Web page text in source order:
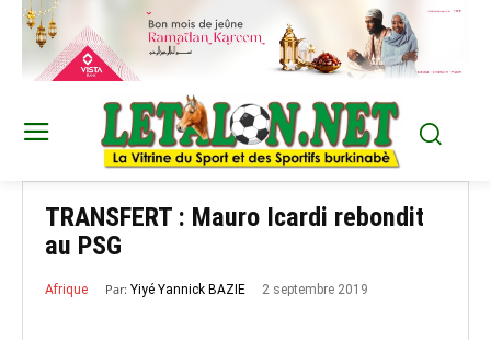
TRANSFERT : Mauro Icardi rebondit
au PSG
Afrique Par: Yiyé Yannick BAZIE 2 septembre 2019